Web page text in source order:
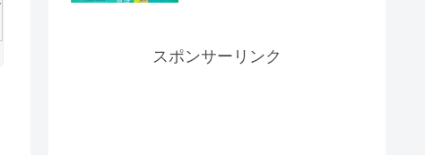
スポンサーリンク